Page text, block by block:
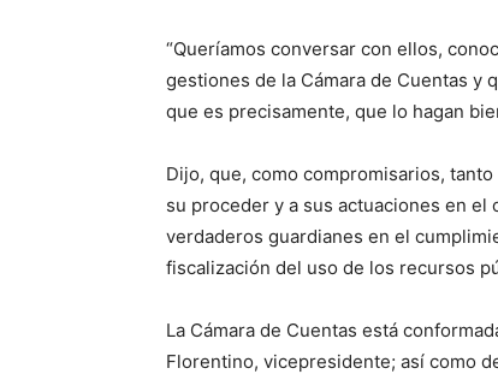
“Queríamos conversar con ellos,
gestiones de la Cámara de Cuentas
que es precisamente, que lo hagan
Dijo, que, como compromisarios,
su proceder y a sus actuaciones en
verdaderos guardianes en el
fiscalización del uso de los recursos
La Cámara de Cuentas está
Florentino, vicepresidente; así como